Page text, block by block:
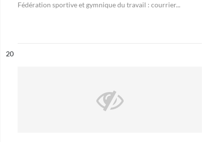
Fédération sportive et gymnique du travail : courrier...
n°
20